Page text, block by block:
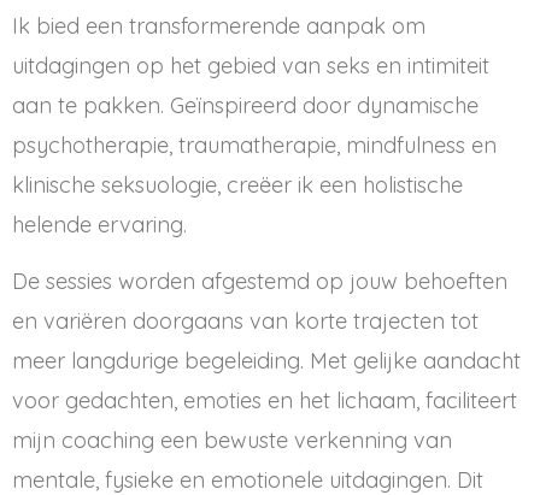
Ik bied een transformerende aanpak om
uitdagingen op het gebied van seks en intimiteit
aan te pakken. Geïnspireerd door dynamische
psychotherapie, traumatherapie, mindfulness en
klinische seksuologie, creëer ik een holistische
helende ervaring.
De sessies worden afgestemd op jouw behoeften
en variëren doorgaans van korte trajecten tot
meer langdurige begeleiding. Met gelijke aandacht
voor gedachten, emoties en het lichaam, faciliteert
mijn coaching een bewuste verkenning van
mentale, fysieke en emotionele uitdagingen. Dit